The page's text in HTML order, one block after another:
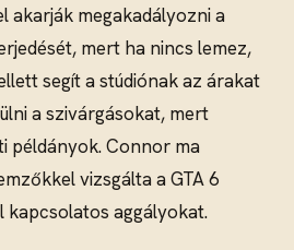
akarják megakadályozni a
mert ha nincs lemez,
segít a stúdiónak az árakat
a szivárgásokat, mert
példányok. Connor ma
vizsgálta a GTA 6
kapcsolatos aggályokat.